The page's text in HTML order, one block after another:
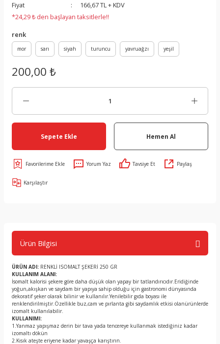
Fiyat
166,67 TL + KDV
*24,29 ₺ den başlayan taksitlerle!!
renk
mor sarı siyah turuncu yavruağzı yeşil
200,00 ₺
Sepete Ekle Hemen Al
Yorum Yaz Tavsiye Et Paylaş
Karşılaştır
Ürün Bilgisi
ÜRÜN ADI: RENKLİ ISOMALT ŞEKERİ 250 GR
KULLANIM ALANI:
İsomalt kalorisi şekere göre daha düşük olan yapay bir tatlandırıcıdır.Eridiğinde
yoğun,akışkan ve saydam bir yapıya sahip olduğu için gastronomi dünyasında
dekoratif şeker olarak bilinir ve kullanılır.Yenilebilir gıda boyası ile
renklendirilmiştir.Özellikle buz,cam ve pırlanta gibi saydamlık etkisi olanürünlerde
izomalt kullanılabilir.
KULLANIMI:
1.Yanmaz yapışmaz derin bir tava yada tencereye kullanmak istediğiniz kadar
izomaltı dökün
2.Kısık ateşte eriyene kadar yavaşça karıştırın.